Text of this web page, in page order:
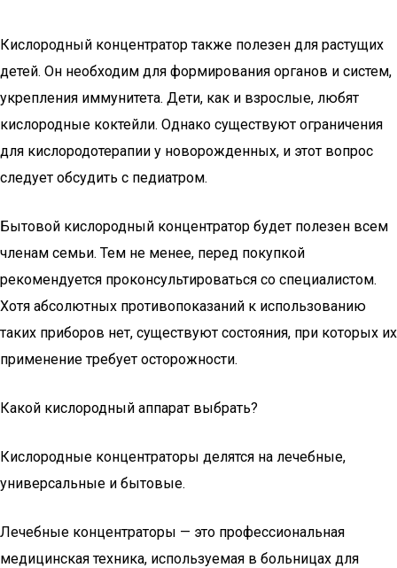
Кислородный концентратор также полезен для растущих
детей. Он необходим для формирования органов и систем,
укрепления иммунитета. Дети, как и взрослые, любят
кислородные коктейли. Однако существуют ограничения
для кислородотерапии у новорожденных, и этот вопрос
следует обсудить с педиатром.
Бытовой кислородный концентратор будет полезен всем
членам семьи. Тем не менее, перед покупкой
рекомендуется проконсультироваться со специалистом.
Хотя абсолютных противопоказаний к использованию
таких приборов нет, существуют состояния, при которых их
применение требует осторожности.
Какой кислородный аппарат выбрать?
Кислородные концентраторы делятся на лечебные,
универсальные и бытовые.
Лечебные концентраторы — это профессиональная
медицинская техника, используемая в больницах для